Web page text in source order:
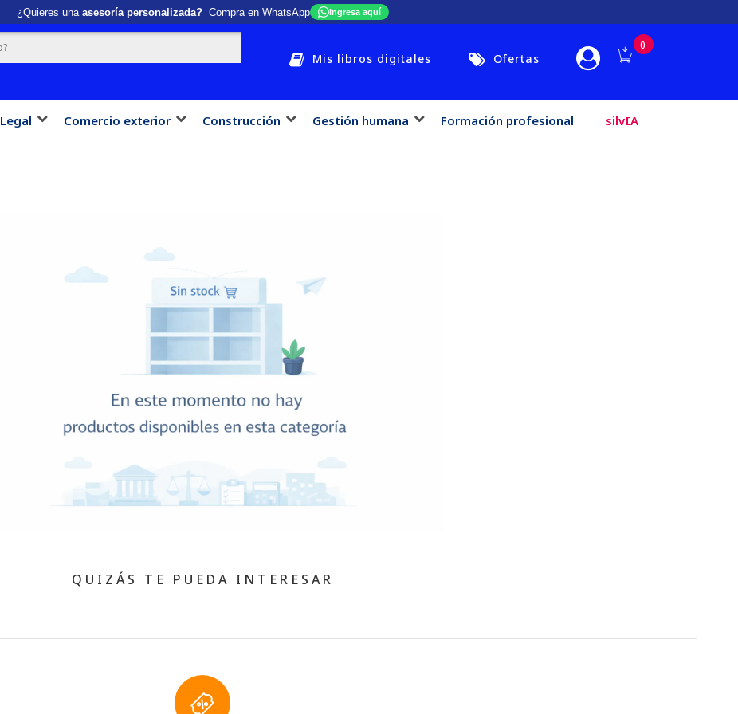
¿Quieres una asesoría personalizada?Compra en WhatsApp Ingresa aquí
Mis libros digitales Ofertas
0
Legal Comercio exterior Construcción Gestión humana Formación profesional silvIA
QUIZÁS TE PUEDA INTERESAR